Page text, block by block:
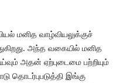
மனித வாழ்வியலுக்குச்
அந்த வகையில் மனித
அதன் ஏற்புடைமை பற்றியும்
தொடர்புபடுத்தி இங்கு